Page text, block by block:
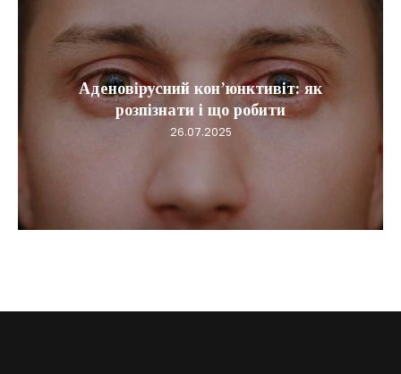
Аденовірусний кон’юнктивіт: як
розпізнати і що робити
26.07.2025